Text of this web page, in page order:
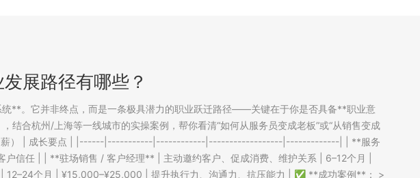
展路径有哪些？
**。它并非终点，而是一条极具潜力的职业跃迁路径——关键在于你是否具备**职业意
合杭州/上海等一线城市的实操案例，帮你看清“如何从服务员变成老板”或“从销售变成
（月薪） | 成长要点 | |------|-----------|------------|------------------|-------------| | **服务
信任 | | **驻场销售 / 客户经理** | 主动邀约客户、促成消费、维护关系 | 6–12个月 |
个月 | ¥15,000–¥25,000 | 提升执行力、沟通力、抗压能力 | ✅ **成功案例**： >